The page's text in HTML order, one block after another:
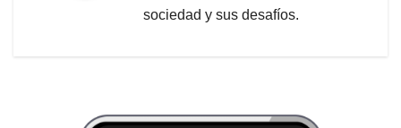
sociedad y sus desafíos.